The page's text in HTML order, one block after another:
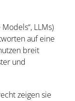
LLMs)
auf eine
breit
und
zeigen sie